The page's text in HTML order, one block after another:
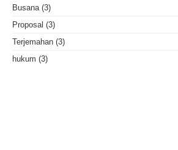
Busana (3)
Proposal (3)
Terjemahan (3)
hukum (3)